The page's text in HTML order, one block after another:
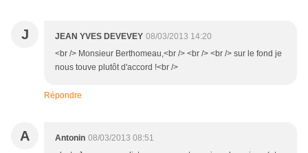
J JEAN YVES DEVEVEY 08/03/2013 14:20
<br /> Monsieur Berthomeau,<br /> <br /> <br /> sur le fond je
nous touve plutôt d'accord !<br />
Répondre
A Antonin 08/03/2013 08:51